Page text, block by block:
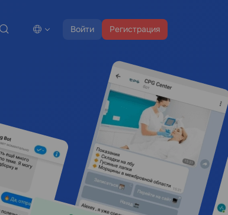
Войти Регистрация